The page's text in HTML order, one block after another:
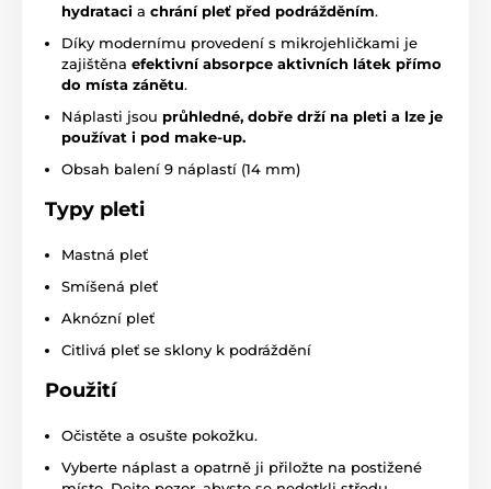
hydrataci a chrání pleť před podrážděním.
Díky modernímu provedení s mikrojehličkami je
zajištěna efektivní absorpce aktivních látek přímo
do místa zánětu.
Náplasti jsou průhledné, dobře drží na pleti a lze je
používat i pod make-up.
Obsah balení 9 náplastí (14 mm)
Typy pleti
Mastná pleť
Smíšená pleť
Aknózní pleť
Citlivá pleť se sklony k podráždění
Použití
Očistěte a osušte pokožku.
Vyberte náplast a opatrně ji přiložte na postižené